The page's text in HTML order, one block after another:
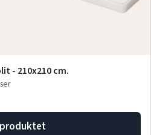
- 210x210 cm.